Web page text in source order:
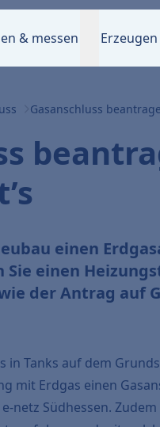
& messen
Gasanschluss
einen
einen
der Antrag auf
in Tanks auf dem
mit Erdgas einen
netz Südhessen.